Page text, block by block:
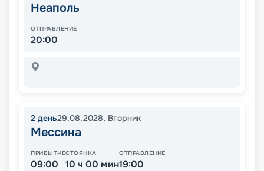
Неаполь
ОТПРАВЛЕНИЕ
20:00
2 день29.08.2028, Вторник
Мессина
ПРИБЫТИЕ
09:00
СТОЯНКА
10 ч 00 мин
ОТПРАВЛЕНИЕ
19:00